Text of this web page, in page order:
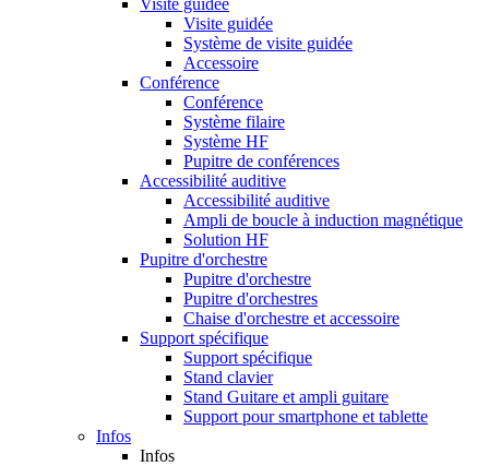
Visite guidée
Visite guidée
Système de visite guidée
Accessoire
Conférence
Conférence
Système filaire
Système HF
Pupitre de conférences
Accessibilité auditive
Accessibilité auditive
Ampli de boucle à induction magnétique
Solution HF
Pupitre d'orchestre
Pupitre d'orchestre
Pupitre d'orchestres
Chaise d'orchestre et accessoire
Support spécifique
Support spécifique
Stand clavier
Stand Guitare et ampli guitare
Support pour smartphone et tablette
Infos
Infos